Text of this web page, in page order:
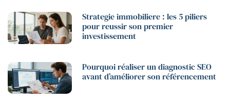
Strategie immobiliere : les 5 piliers
pour reussir son premier
investissement
Pourquoi réaliser un diagnostic SEO
avant d’améliorer son référencement